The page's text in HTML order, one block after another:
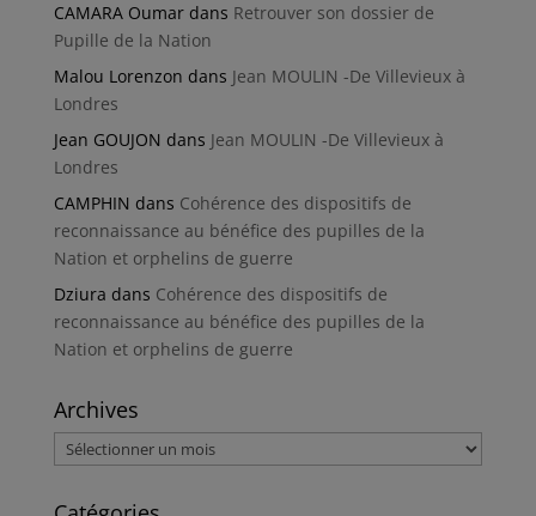
CAMARA Oumardans Retrouver son dossier de
Pupille de la Nation
Malou Lorenzon dans Jean MOULIN -De Villevieux à
Londres
Jean GOUJON dans Jean MOULIN -De Villevieux à
Londres
CAMPHIN dans Cohérence des dispositifs de
reconnaissance au bénéfice des pupilles de la
Nation et orphelins de guerre
Dziura dans Cohérence des dispositifs de
reconnaissance au bénéfice des pupilles de la
Nation et orphelins de guerre
Archives
Archives